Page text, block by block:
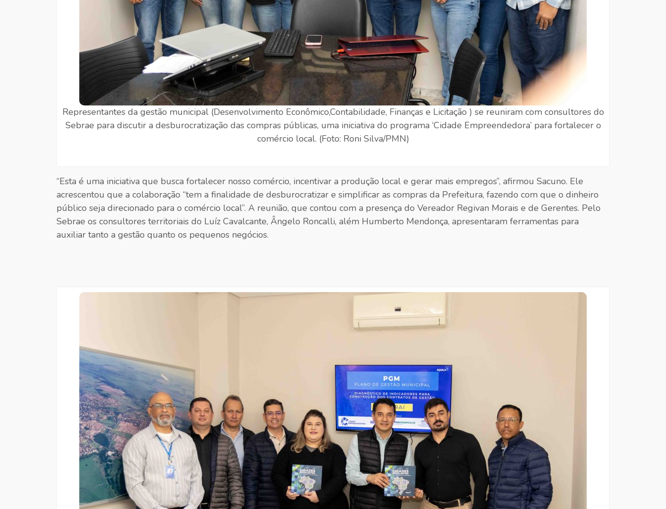
Representantes da gestão municipal (Desenvolvimento Econômico,Contabilidade, Finanças e Licitação ) se reuniram com consultores do
Sebrae para discutir a desburocratização das compras públicas, uma iniciativa do programa ‘Cidade Empreendedora’ para fortalecer o
comércio local. (Foto: Roni Silva/PMN)
“Esta é uma iniciativa que busca fortalecer nosso comércio, incentivar a produção local e gerar mais empregos”, afirmou Sacuno. Ele
acrescentou que a colaboração “tem a finalidade de desburocratizar e simplificar as compras da Prefeitura, fazendo com que o dinheiro
público seja direcionado para o comércio local”. A reunião, que contou com a presença do Vereador Regivan Morais e de Gerentes. Pelo
Sebrae os consultores territoriais do Luíz Cavalcante, Ângelo Roncalli, além Humberto Mendonça, apresentaram ferramentas para
auxiliar tanto a gestão quanto os pequenos negócios.